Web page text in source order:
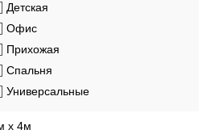
Детская
Офис
Прихожая
Спальня
Универсальные
x 4м